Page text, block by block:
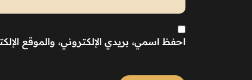
احفظ اسمي، بريدي الإلكتروني، والموقع